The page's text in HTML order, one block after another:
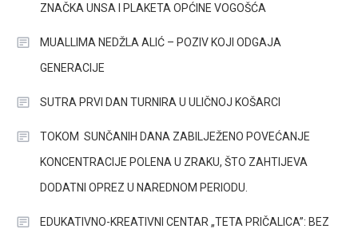
ZNAČKA UNSA I PLAKETA OPĆINE VOGOŠĆA
MUALLIMA NEDŽLA ALIĆ – POZIV KOJI ODGAJA
GENERACIJE
SUTRA PRVI DAN TURNIRA U ULIČNOJ KOŠARCI
TOKOM SUNČANIH DANA ZABILJEŽENO POVEĆANJE
KONCENTRACIJE POLENA U ZRAKU, ŠTO ZAHTIJEVA
DODATNI OPREZ U NAREDNOM PERIODU.
EDUKATIVNO-KREATIVNI CENTAR „TETA PRIČALICA”: BEZ